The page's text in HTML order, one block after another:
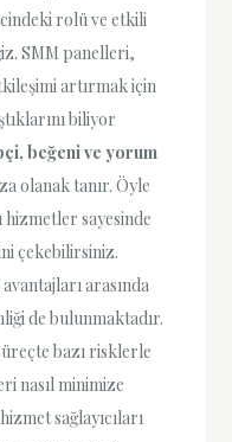
rolü ve etkili
SMM panelleri,
artırmak için
biliyor
beğeni ve yorum
olanak tanır. Öyle
hizmetler sayesinde
çekebilirsiniz.
arasında
de bulunmaktadır.
bazı risklerle
nasıl minimize
sağlayıcıları